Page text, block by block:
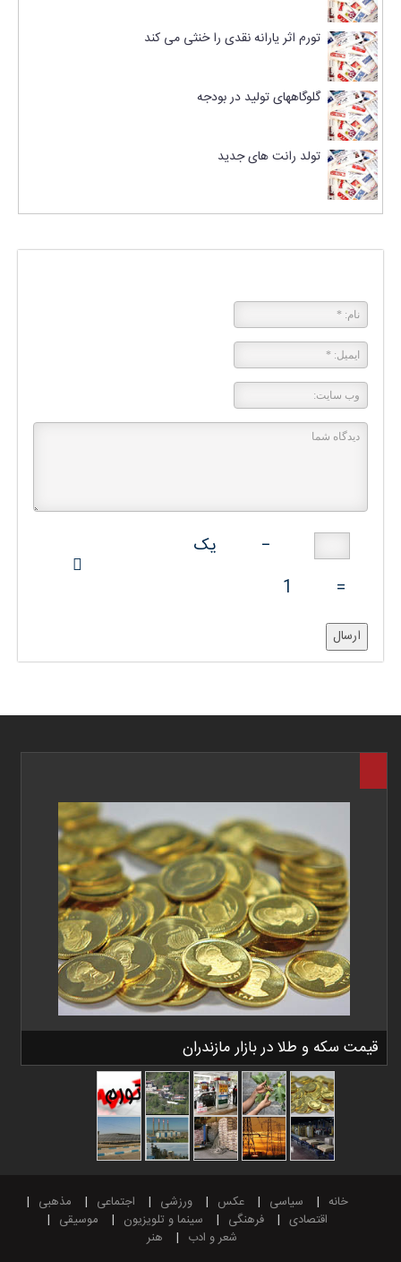
تورم اثر یارانه نقدی را خنثی می کند
گلوگاههای تولید در بودجه
تولد رانت های جدید
−
یک
=
1
ارسال
قیمت سکه و طلا در بازار مازندران
خانه سیاسی عکس ورزشی اجتماعی
مذهبی
اقتصادی
فرهنگی سینما و تلویزیون
موسیقی
شعر و ادب
هنر